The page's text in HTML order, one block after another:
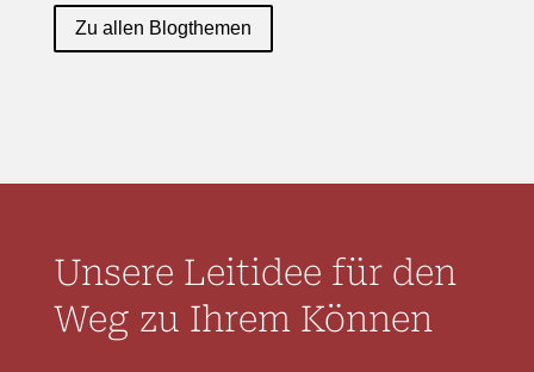
Zu allen Blogthemen
Unsere Leitidee für den
Weg zu Ihrem Können